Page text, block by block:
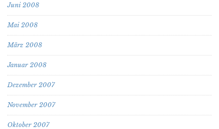
Juni 2008
Mai 2008
März 2008
Januar 2008
Dezember 2007
November 2007
Oktober 2007